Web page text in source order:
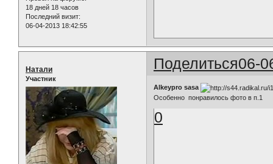
18 дней 18 часов
Последний визит:
06-04-2013 18:42:55
Поделиться06-
Натали
Участник
Alkeypro sasa
Особенно понравилось фото в п.1
0